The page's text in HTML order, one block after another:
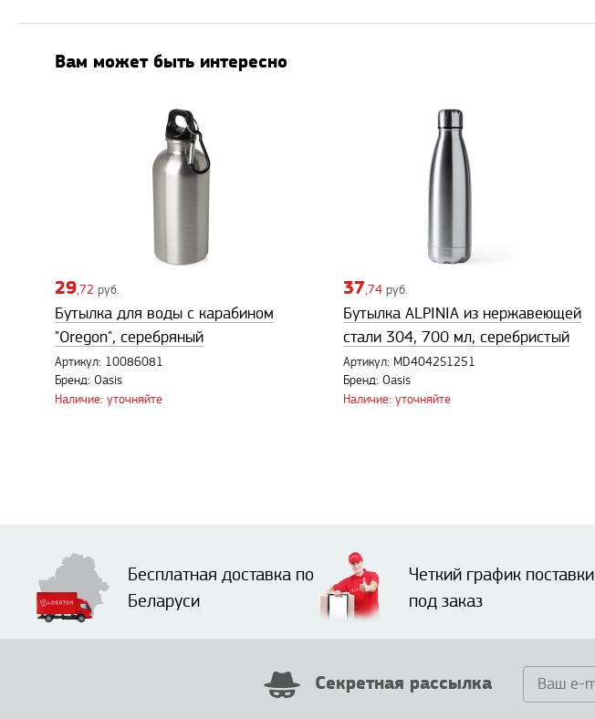
Вам может быть интересно
29,72 руб.
Бутылка для воды с карабином
"Oregon", серебряный
Артикул: 10086081
Бренд: Oasis
Наличие: уточняйте
37,74 руб.
Бутылка ALPINIA из нержавеющей
стали 304, 700 мл, серебристый
Артикул: MD4042S1251
Бренд: Oasis
Наличие: уточняйте
Бесплатная доставка по
Беларуси
Четкий график поставки
под заказ
Секретная рассылка